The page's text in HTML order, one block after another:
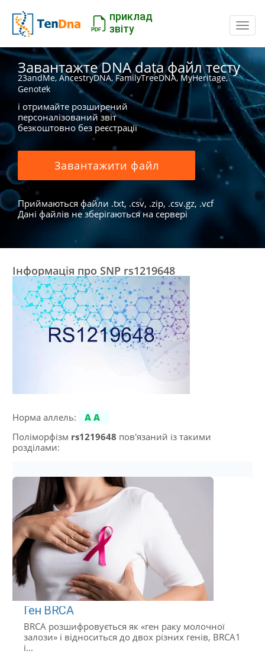
приклад
звіту
Завантажте DNA data файл тесту
23andMe, AncestryDNA, FamilyTreeDNA, MyHeritage,
Genotek
і отримайте розширений
персоналізований звіт
безкоштовно без реєстрації
Завантажити файл
Приймаються файли .txt, .csv, .zip, .csv.gz, .vcf
Дані файлів не зберігаються на сервері
Інформація про SNP rs1219648
Норма аллель:
AA
Поліморфізм rs1219648 пов'язаний із такими
розділами:
Ген BRCA
BRCA розшифровується як «ген раку молочної
залози» і відноситься до двох різних генів, BRCA1
і...